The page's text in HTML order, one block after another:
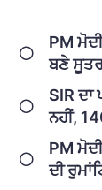
PM
ਬਣੇ
SIR
ਨਹੀਂ,
PM
ਦੀ